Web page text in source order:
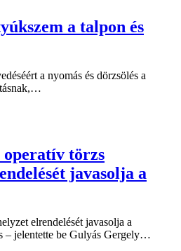
a talpon és
a nyomás és dörzsölés a
törzs
javasolja a
elrendelését javasolja a
– jelentette be Gulyás Gergely…